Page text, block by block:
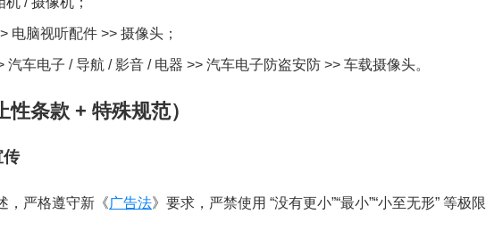
电脑视听配件 >> 摄像头；
车电子 / 导航 / 影音 / 电器 >> 汽车电子防盗安防 >> 车载摄像头。
条款 + 特殊规范）
传
，严格遵守新《广告法》要求，严禁使用 “没有更小”“最小”“小至无形” 等极限